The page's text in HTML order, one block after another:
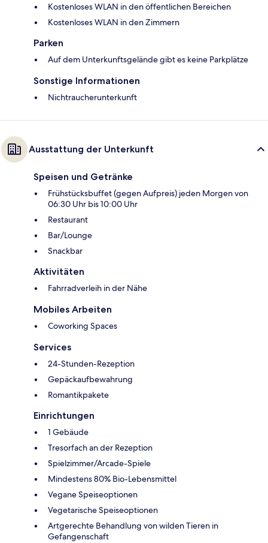
Kostenloses WLAN in den öffentlichen Bereichen
Kostenloses WLAN in den Zimmern
Parken
Auf dem Unterkunftsgelände gibt es keine Parkplätze
Sonstige Informationen
Nichtraucherunterkunft
Ausstattung der Unterkunft
Speisen und Getränke
Frühstücksbuffet (gegen Aufpreis) jeden Morgen von
06:30 Uhr bis 10:00 Uhr
Restaurant
Bar/Lounge
Snackbar
Aktivitäten
Fahrradverleih in der Nähe
Mobiles Arbeiten
Coworking Spaces
Services
24-Stunden-Rezeption
Gepäckaufbewahrung
Romantikpakete
Einrichtungen
1 Gebäude
Tresorfach an der Rezeption
Spielzimmer/Arcade-Spiele
Mindestens 80% Bio-Lebensmittel
Vegane Speiseoptionen
Vegetarische Speiseoptionen
Artgerechte Behandlung von wilden Tieren in
Gefangenschaft